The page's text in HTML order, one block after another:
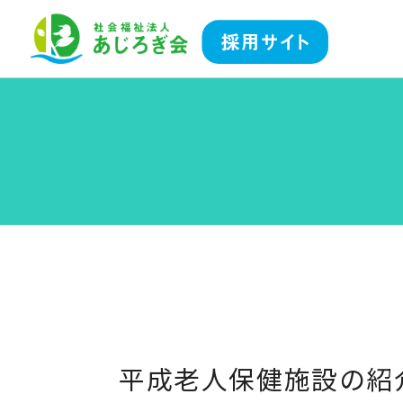
平成老人保健施設の紹